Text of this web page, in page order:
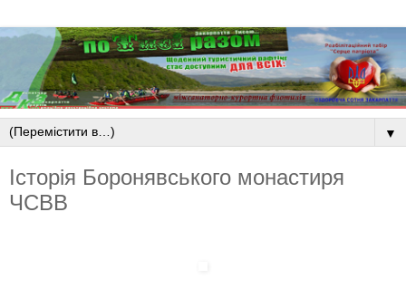
▼
Історія Боронявського монастиря
ЧСВВ